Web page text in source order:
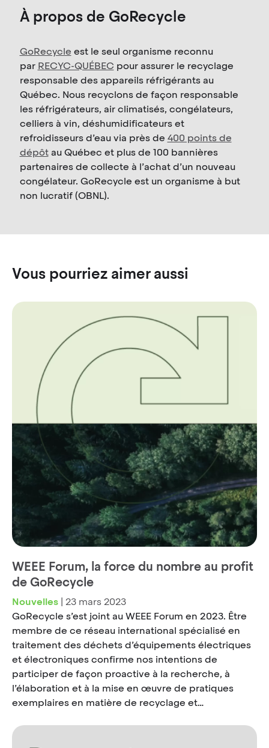
À propos de GoRecycle
GoRecycle est le seul organisme reconnu
par RECYC-QUÉBEC pour assurer le recyclage
responsable des appareils réfrigérants au
Québec. Nous recyclons de façon responsable
les réfrigérateurs, air climatisés, congélateurs,
celliers à vin, déshumidificateurs et
refroidisseurs d’eau via près de 400 points de
dépôtau Québec et plus de 100 bannières
partenaires de collecte à l’achat d’un nouveau
congélateur. GoRecycle est un organisme à but
non lucratif (OBNL).
Vous pourriez aimer aussi
WEEE Forum, la force du nombre au profit
de GoRecycle
Nouvelles | 23 mars 2023
GoRecycle s’est joint au WEEE Forum en 2023. Être
membre de ce réseau international spécialisé en
traitement des déchets d’équipements électriques
et électroniques confirme nos intentions de
participer de façon proactive à la recherche, à
l’élaboration et à la mise en œuvre de pratiques
exemplaires en matière de recyclage et…